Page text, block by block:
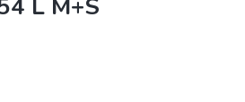
L M+S